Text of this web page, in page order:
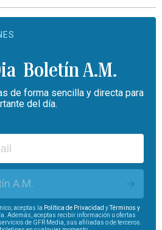
Boletín A.M.
de forma sencilla y directa para
del día.
A.M.
aceptas la Política de Privacidad y
Términos y
Además, aceptas recibir información u ofertas
de GFR Media, sus afiliadas o de terceros.